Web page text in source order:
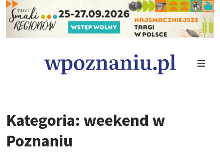
Kategoria: weekend w
Poznaniu